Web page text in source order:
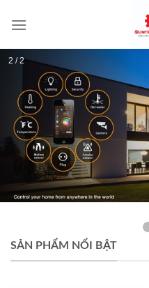
2 / 2
SẢN PHẨM NỔI BẬT